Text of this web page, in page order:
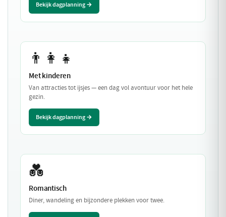
Bekijk dagplanning →
👨‍👩‍👧
Met kinderen
Van attracties tot ijsjes — een dag vol avontuur voor het hele
gezin.
Bekijk dagplanning →
💑
Romantisch
Diner, wandeling en bijzondere plekken voor twee.